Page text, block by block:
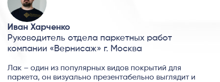
Иван Харченко
Руководитель отдела паркетных работ
компании «Вернисаж» г. Москва
Лак – один из популярных видов покрытий для
паркета, он визуально презентабельно выглядит и